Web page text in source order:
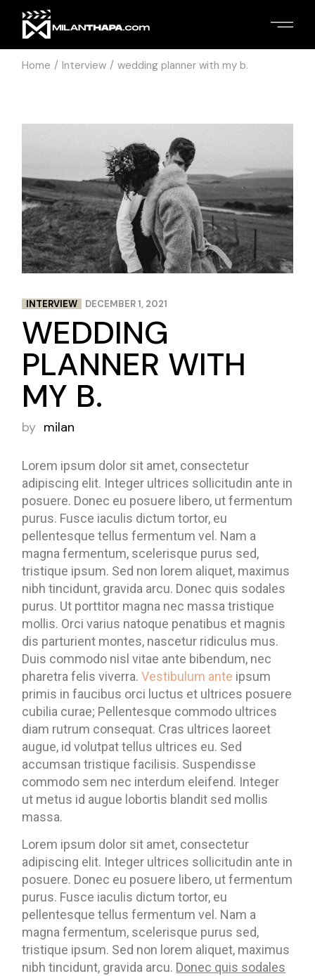
Home Interview wedding planner with my b.
INTERVIEW DECEMBER 1, 2021
WEDDING
PLANNER WITH
MY B.
by milan
Lorem ipsum dolor sit amet, consectetur
adipiscing elit. Integer ultrices sollicitudin ante in
posuere. Donec eu posuere libero, ut fermentum
purus. Fusce iaculis dictum tortor, eu
pellentesque tellus fermentum vel. Nam a
magna fermentum, scelerisque purus sed,
tristique ipsum. Sed non lorem aliquet, maximus
nibh tincidunt, gravida arcu. Donec quis sodales
purus. Ut porttitor magna nec massa tristique
mollis. Orci varius natoque penatibus et magnis
dis parturient montes, nascetur ridiculus mus.
Duis commodo nisl vitae ante bibendum, nec
pharetra felis viverra.Vestibulum ante ipsum
primis in faucibus orci luctus et ultrices posuere
cubilia curae; Pellentesque commodo ultrices
diam rutrum consequat. Cras ultrices laoreet
augue, id volutpat tellus ultrices eu. Sed
accumsan tristique facilisis. Suspendisse
commodo sem nec interdum eleifend. Integer
ut metus id augue lobortis blandit sed mollis
massa.
Lorem ipsum dolor sit amet, consectetur
adipiscing elit. Integer ultrices sollicitudin ante in
posuere. Donec eu posuere libero, ut fermentum
purus. Fusce iaculis dictum tortor, eu
pellentesque tellus fermentum vel. Nam a
magna fermentum, scelerisque purus sed,
tristique ipsum. Sed non lorem aliquet, maximus
nibh tincidunt, gravida arcu. Donec quis sodales